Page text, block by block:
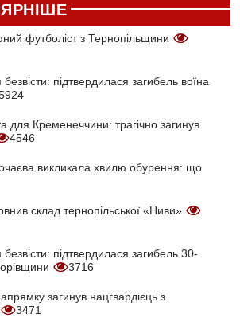
футболіст з Тернопільщини
підтвердилася загибель воїна
для Кременеччини: трагічно загинув
4546
викликала хвилю обурення: що
склад тернопільської «Ниви»
підтвердилася загибель 30-
3716
загинув нацгвардієць з
3471